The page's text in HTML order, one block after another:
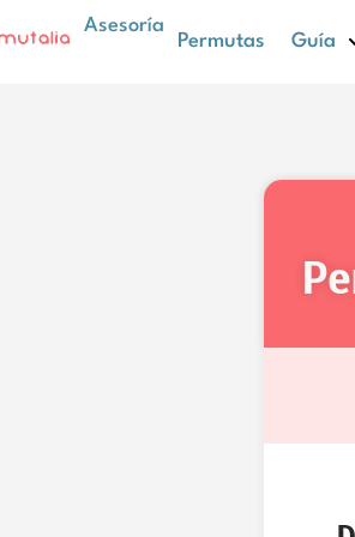
Asesoría
Permutas Guía